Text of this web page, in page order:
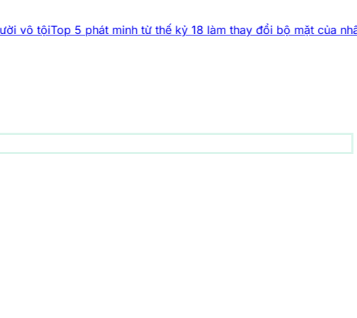
Top 5 phát minh từ thế kỷ 18 làm thay đổi bộ mặt của nhân loại Bí